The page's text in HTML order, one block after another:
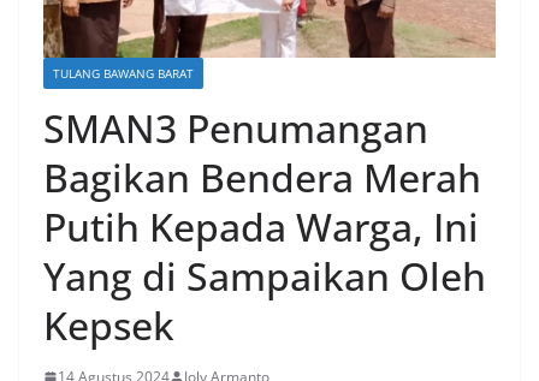
TULANG BAWANG BARAT
SMAN3 Penumangan
Bagikan Bendera Merah
Putih Kepada Warga, Ini
Yang di Sampaikan Oleh
Kepsek